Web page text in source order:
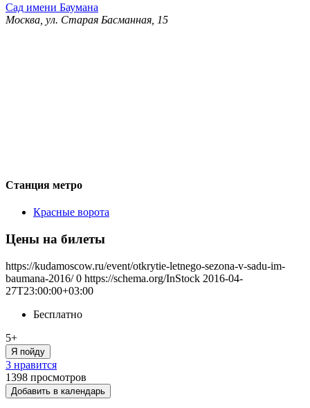
Сад имени Баумана
Москва, ул. Старая Басманная, 15
Станция метро
Красные ворота
Цены на билеты
https://kudamoscow.ru/event/otkrytie-letnego-sezona-v-sadu-im-
baumana-2016/ 0 https://schema.org/InStock 2016-04-
27T23:00:00+03:00
Бесплатно
5+
Я пойду
3 нравится
1398 просмотров
Добавить в календарь